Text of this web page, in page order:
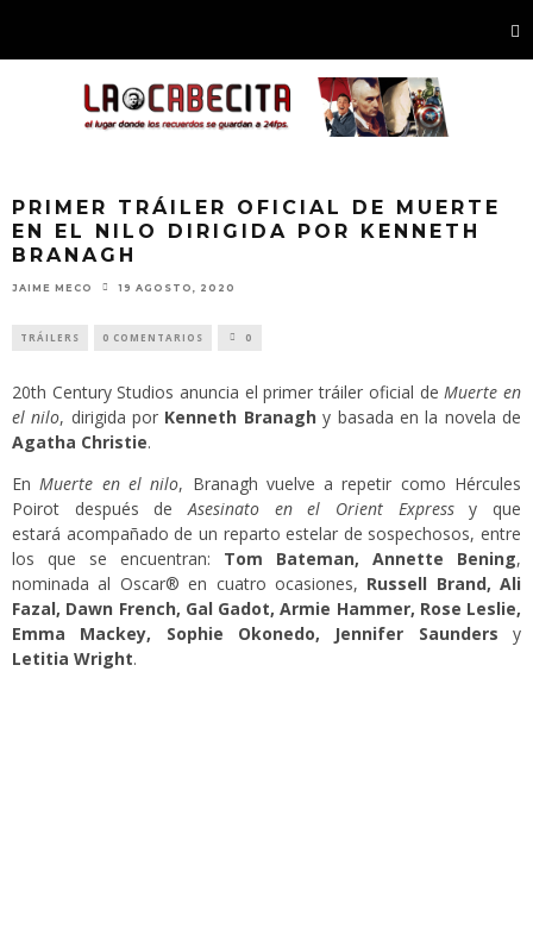
PRIMER TRÁILER OFICIAL DE MUERTE
EN EL NILO DIRIGIDA POR KENNETH
BRANAGH
JAIME MECO 19 AGOSTO, 2020
TRÁILERS 0 COMENTARIOS 0
20th Century Studios anuncia el primer tráiler oficial deMuerte en
el nilo, dirigida por Kenneth Branagh y basada en la novela de
Agatha Christie.
EnMuerte en el nilo, Branagh vuelve a repetir como Hércules
Poirot después deAsesinato en el Orient Expressy que
estará acompañado de un reparto estelar de sospechosos, entre
los que se encuentran: Tom Bateman, Annette Bening,
nominada al Oscar® en cuatro ocasiones, Russell Brand, Ali
Fazal, Dawn French, Gal Gadot, Armie Hammer, Rose Leslie,
Emma Mackey, Sophie Okonedo, Jennifer Saunders y
Letitia Wright.